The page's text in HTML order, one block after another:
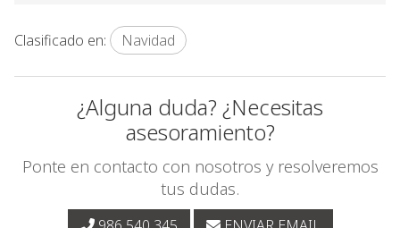
Clasificado en: Navidad
¿Alguna duda? ¿Necesitas
asesoramiento?
Ponte en contacto con nosotros y resolveremos
tus dudas.